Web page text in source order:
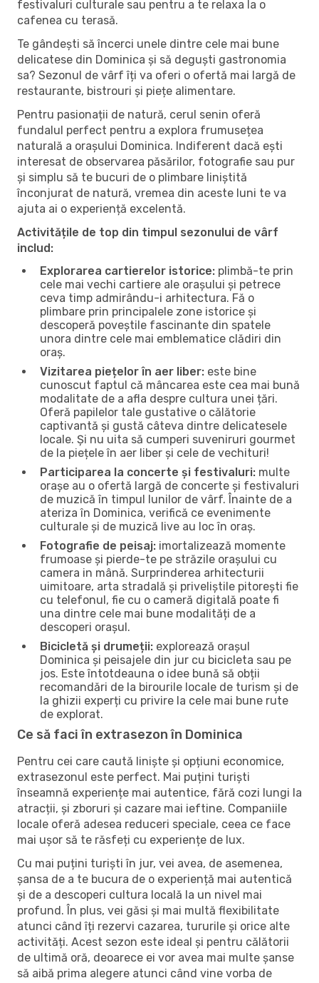
festivaluri culturale sau pentru a te relaxa la o
cafenea cu terasă.
Te gândești să încerci unele dintre cele mai bune
delicatese din Dominica și să deguști gastronomia
sa? Sezonul de vârf îți va oferi o ofertă mai largă de
restaurante, bistrouri și piețe alimentare.
Pentru pasionații de natură, cerul senin oferă
fundalul perfect pentru a explora frumusețea
naturală a orașului Dominica. Indiferent dacă ești
interesat de observarea păsărilor, fotografie sau pur
și simplu să te bucuri de o plimbare liniștită
înconjurat de natură, vremea din aceste luni te va
ajuta ai o experiență excelentă.
Activitățile de top din timpul sezonului de vârf
includ:
Explorarea cartierelor istorice: plimbă-te prin
cele mai vechi cartiere ale orașului și petrece
ceva timp admirându-i arhitectura. Fă o
plimbare prin principalele zone istorice și
descoperă poveștile fascinante din spatele
unora dintre cele mai emblematice clădiri din
oraș.
Vizitarea piețelor în aer liber: este bine
cunoscut faptul că mâncarea este cea mai bună
modalitate de a afla despre cultura unei țări.
Oferă papilelor tale gustative o călătorie
captivantă și gustă câteva dintre delicatesele
locale. Și nu uita să cumperi suveniruri gourmet
de la piețele în aer liber și cele de vechituri!
Participarea la concerte și festivaluri: multe
orașe au o ofertă largă de concerte și festivaluri
de muzică în timpul lunilor de vârf. Înainte de a
ateriza în Dominica, verifică ce evenimente
culturale și de muzică live au loc în oraș.
Fotografie de peisaj: imortalizează momente
frumoase și pierde-te pe străzile orașului cu
camera in mână. Surprinderea arhitecturii
uimitoare, arta stradală și priveliștile pitorești fie
cu telefonul, fie cu o cameră digitală poate fi
una dintre cele mai bune modalități de a
descoperi orașul.
Bicicletă și drumeții: explorează orașul
Dominica și peisajele din jur cu bicicleta sau pe
jos. Este întotdeauna o idee bună să obții
recomandări de la birourile locale de turism și de
la ghizii experți cu privire la cele mai bune rute
de explorat.
Ce să faci în extrasezon în Dominica
Pentru cei care caută liniște și opțiuni economice,
extrasezonul este perfect. Mai puțini turiști
înseamnă experiențe mai autentice, fără cozi lungi la
atracții, și zboruri și cazare mai ieftine. Companiile
locale oferă adesea reduceri speciale, ceea ce face
mai ușor să te răsfeți cu experiențe de lux.
Cu mai puțini turiști în jur, vei avea, de asemenea,
șansa de a te bucura de o experiență mai autentică
și de a descoperi cultura locală la un nivel mai
profund. În plus, vei găsi și mai multă flexibilitate
atunci când îți rezervi cazarea, tururile și orice alte
activități. Acest sezon este ideal și pentru călătorii
de ultimă oră, deoarece ei vor avea mai multe șanse
să aibă prima alegere atunci când vine vorba de